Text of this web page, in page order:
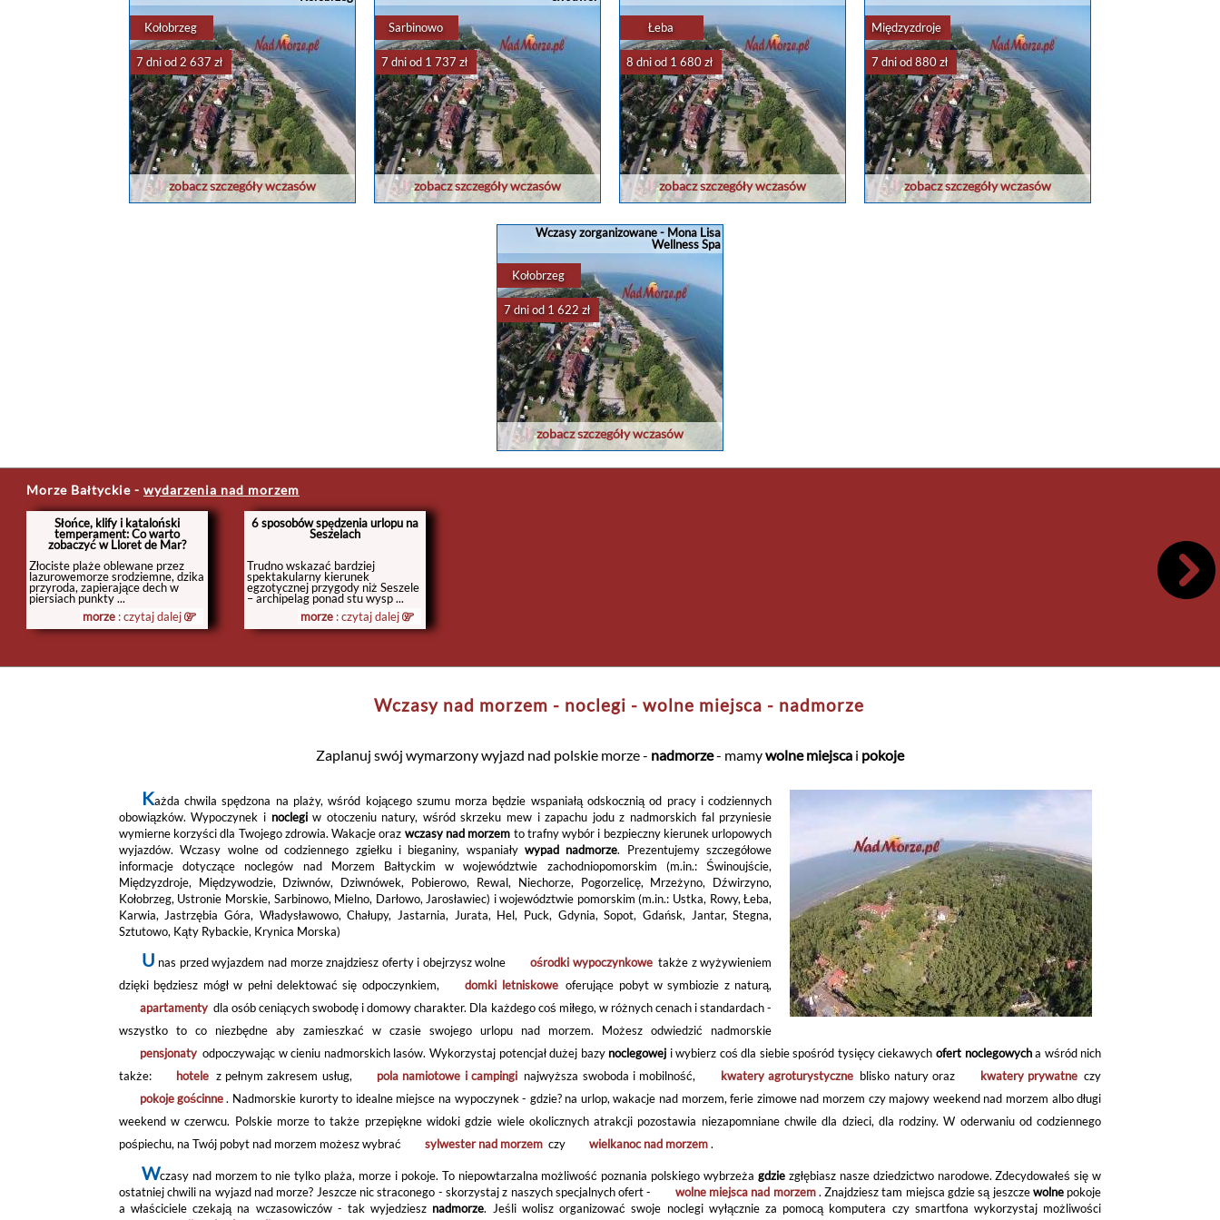
Kołobrzeg
7 dni od 2 637 zł
zobacz szczegóły wczasów
Sarbinowo
7 dni od 1 737 zł
zobacz szczegóły wczasów
Łeba
8 dni od 1 680 zł
zobacz szczegóły wczasów
Międzyzdroje
7 dni od 880 zł
zobacz szczegóły wczasów
Wczasy zorganizowane - Mona Lisa
Wellness Spa
Kołobrzeg
7 dni od 1 622 zł
zobacz szczegóły wczasów
Morze Bałtyckie - wydarzenia nad morzem
Słońce, klify i kataloński
temperament: Co warto
zobaczyć w Lloret de Mar?
Złociste plaże oblewane przez
lazurowemorze srodziemne, dzika
przyroda, zapierające dech w
piersiach punkty ...
morze : czytaj dalej
6 sposobów spędzenia urlopu na
Seszelach
Trudno wskazać bardziej
spektakularny kierunek
egzotycznej przygody niż Seszele
– archipelag ponad stu wysp ...
morze : czytaj dalej
Wczasy nad morzem - noclegi - wolne miejsca - nadmorze
Zaplanuj swój wymarzony wyjazd nad polskie morze - nadmorze- mamywolne miejscai pokoje
Każda chwila spędzona na plaży, wśród kojącego szumu morza będzie wspaniałą odskocznią od pracy i codziennych
obowiązków. Wypoczynek i noclegiw otoczeniu natury, wśród skrzeku mew i zapachu jodu z nadmorskich fal przyniesie
wymierne korzyści dla Twojego zdrowia. Wakacje oraz wczasy nad morzem to trafny wybór i bezpieczny kierunek urlopowych
wyjazdów. Wczasy wolne od codziennego zgiełku i bieganiny, wspaniaływypad nadmorze. Prezentujemy szczegółowe
informacje dotyczące noclegów nad Morzem Bałtyckim w województwie zachodniopomorskim (m.in.: Świnoujście,
Międzyzdroje, Międzywodzie, Dziwnów, Dziwnówek, Pobierowo, Rewal, Niechorze, Pogorzelicę, Mrzeżyno, Dźwirzyno,
Kołobrzeg, Ustronie Morskie, Sarbinowo, Mielno, Darłowo, Jarosławiec) i województwie pomorskim (m.in.: Ustka, Rowy, Łeba,
Karwia, Jastrzębia Góra, Władysławowo, Chałupy, Jastarnia, Jurata, Hel, Puck, Gdynia, Sopot, Gdańsk, Jantar, Stegna,
Sztutowo, Kąty Rybackie, Krynica Morska)
U nas przed wyjazdem nad morze znajdziesz oferty i obejrzysz wolne ośrodki wypoczynkowe także z wyżywieniem
dzięki będziesz mógł w pełni delektować się odpoczynkiem,
domki letniskowe oferujące pobyt w symbiozie z naturą,
apartamenty dla osób ceniących swobodę i domowy charakter. Dla każdego coś miłego, w różnych cenach i standardach -
wszystko to co niezbędne aby zamieszkać w czasie swojego urlopu nad morzem. Możesz odwiedzić nadmorskie
pensjonaty odpoczywając w cieniu nadmorskich lasów. Wykorzystaj potencjał dużej bazy noclegowej i wybierz coś dla siebie spośród tysięcy ciekawychofert noclegowycha wśród nich
także:
hotele z pełnym zakresem usług, pola namiotowe i campingi najwyższa swoboda i mobilność, kwatery agroturystyczne blisko natury oraz kwatery prywatne czy
pokoje gościnne . Nadmorskie kurorty to idealne miejsce na wypoczynek - gdzie? na urlop, wakacje nad morzem, ferie zimowe nad morzem czy majowy weekend nad morzem albo długi
weekend w czerwcu. Polskie morze to także przepiękne widoki gdzie wiele okolicznych atrakcji pozostawia niezapomniane chwile dla dzieci, dla rodziny. W oderwaniu od codziennego
pośpiechu, na Twój pobyt nad morzem możesz wybrać
sylwester nad morzem czy wielkanoc nad morzem .
Wczasy nad morzem to nie tylko plaża, morze i pokoje. To niepowtarzalna możliwość poznania polskiego wybrzeża gdziezgłębiasz nasze dziedzictwo narodowe. Zdecydowałeś się w
ostatniej chwili na wyjazd nad morze? Jeszcze nic straconego - skorzystaj z naszych specjalnych ofert -
wolne miejsca nad morzem . Znajdziesz tam miejsca gdzie są jeszczewolnepokoje
a właściciele czekają na wczasowiczów - tak wyjedziesz nadmorze. Jeśli wolisz organizować swoje noclegi wyłącznie za pomocą komputera czy smartfona wykorzystaj możliwości